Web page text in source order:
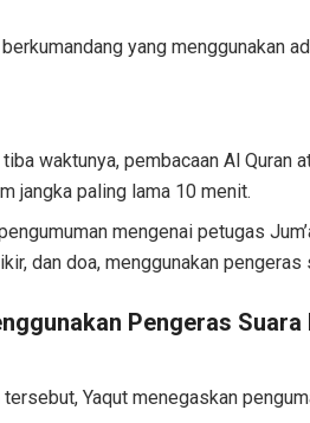
yang menggunakan
waktunya, pembacaan Al
jangka paling lama 10 menit.
mengenai petugas
dan doa, menggunakan pengeras
Pengeras
Yaqut menegaskan